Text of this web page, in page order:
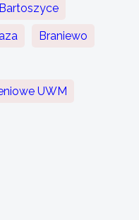
Bartoszyce
Braniewo
UWM